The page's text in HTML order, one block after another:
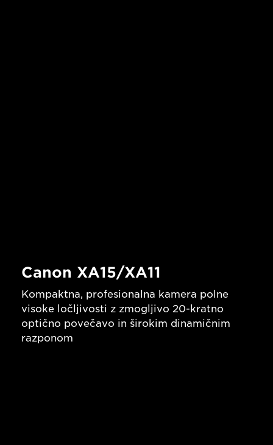
Canon XA15/XA11
Kompaktna, profesionalna kamera polne
visoke ločljivosti z zmogljivo 20-kratno
optično povečavo in širokim dinamičnim
razponom